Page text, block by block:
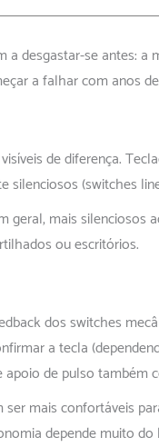
a desgastar-se antes: a
a falhar com anos
de diferença.
silenciosos (switches
geral, mais silenciosos
ou escritórios.
dos switches
a tecla
de pulso também
mais confortáveis
depende muito